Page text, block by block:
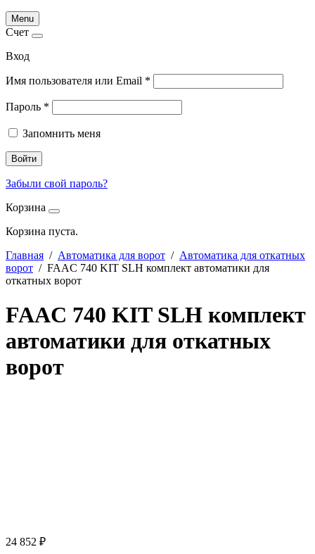
Menu
Счет
Вход
Имя пользователя или Email *
Пароль *
Запомнить меня
Войти
Забыли свой пароль?
Корзина
Корзина пуста.
Главная / Автоматика для ворот / Автоматика для откатных
ворот / FAAC 740 KIT SLH комплект автоматики для
откатных ворот
FAAC 740 KIT SLH комплект
автоматики для откатных
ворот
24 852 ₽